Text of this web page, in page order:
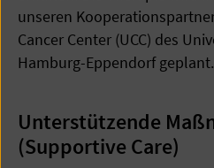
unseren
Cancer Center (UCC) des
Hamburg-Eppendorf geplant.
Unterstützende
(Supportive Care)